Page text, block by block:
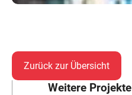
Zurück zur Übersicht
Weitere Projekte